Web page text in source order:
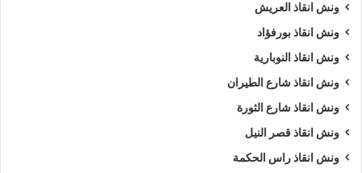
ونش انقاذ العريش
ونش انقاذ بورفؤاد
ونش انقاذ النوبارية
ونش انقاذ شارع الطيران
ونش انقاذ شارع الثورة
ونش انقاذ قصر النيل
ونش انقاذ راس الحكمة